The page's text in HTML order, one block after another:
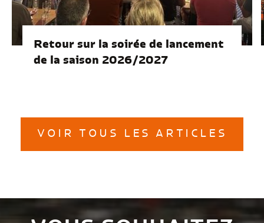
Retour sur la soirée de lancement
de la saison 2026/2027
VOIR TOUS LES ARTICLES